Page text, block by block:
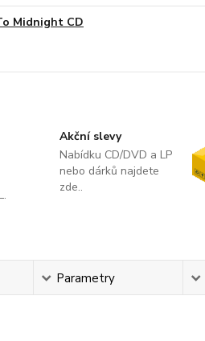
Midnight CD
Akční slevy
Nabídku CD/DVD a LP
nebo dárků najdete
zde..
Parametry